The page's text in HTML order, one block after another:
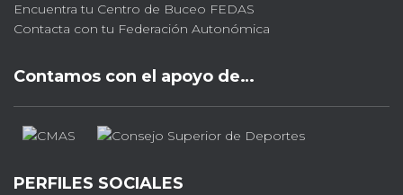
Encuentra tu Centro de Buceo FEDAS
Contacta con tu Federación Autonómica
Contamos con el apoyo de…
PERFILES SOCIALES